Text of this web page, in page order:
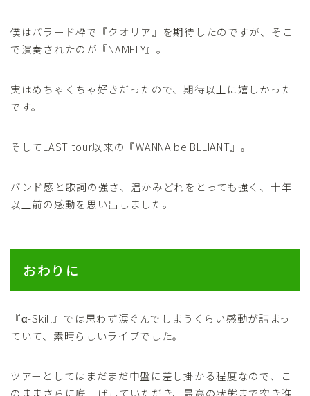
僕はバラード枠で『クオリア』を期待したのですが、そこ
で演奏されたのが『NAMELY』。
実はめちゃくちゃ好きだったので、期待以上に嬉しかった
です。
そしてLAST tour以来の『WANNA be BLLIANT』。
バンド感と歌詞の強さ、温かみどれをとっても強く、十年
以上前の感動を思い出しました。
おわりに
『α-Skill』では思わず涙ぐんでしまうくらい感動が詰まっ
ていて、素晴らしいライブでした。
ツアーとしてはまだまだ中盤に差し掛かる程度なので、こ
のままさらに底上げしていただき、最高の状態まで突き進